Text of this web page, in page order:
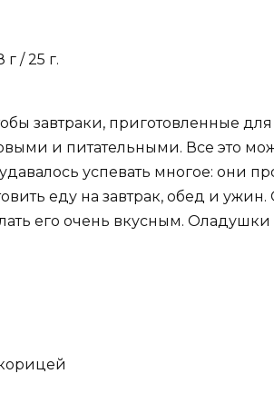
/ 25 г.
завтраки, приготовленные
и питательными. Все это
успевать многое: они
еду на завтрак, обед и
его очень вкусным.